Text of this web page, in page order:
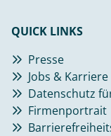
QUICK LINKS
Presse
Jobs & Karriere
Datenschutz
Firmenportrait